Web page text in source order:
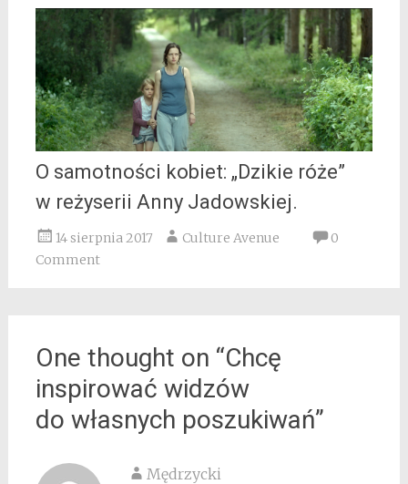
O samotności kobiet: „Dzikie róże”
w reżyserii Anny Jadowskiej.
14 sierpnia 2017 Culture Avenue
0
Comment
One thought on “Chcę
inspirować widzów
do własnych poszukiwań”
Mędrzycki